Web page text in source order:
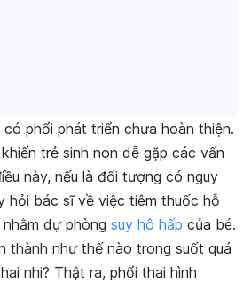
phổi phát triển chưa hoàn thiện.
trẻ sinh non dễ gặp các vấn
này, nếu là đối tượng có nguy
hỏi bác sĩ về việc tiêm thuốc hỗ
dự phòng suy hô hấp của bé.
thành như thế nào trong suốt quá
nhi? Thật ra, phổi thai hình